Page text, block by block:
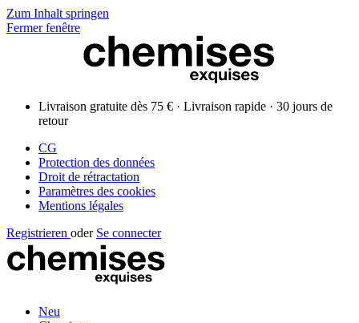
Zum Inhalt springen
Fermer fenêtre
Livraison gratuite dès 75 € · Livraison rapide · 30 jours de
retour
CG
Protection des données
Droit de rétractation
Paramètres des cookies
Mentions légales
Registrieren oder Se connecter
Neu